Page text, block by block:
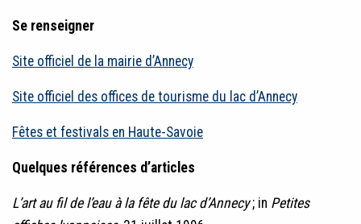
Se renseigner
Site officiel de la mairie d’Annecy
Site officiel des offices de tourisme du lac d’Annecy
Fêtes et festivals en Haute-Savoie
Quelques références d’articles
L’art au fil de l’eau à la fête du lac d’Annecy; in Petites